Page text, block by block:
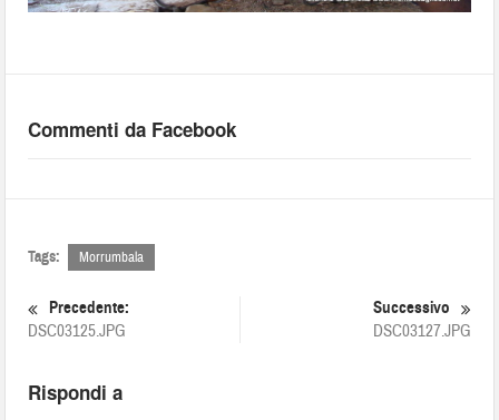
Commenti da Facebook
Tags: Morrumbala
Precedente:
DSC03125.JPG
Successivo
DSC03127.JPG
Rispondi a